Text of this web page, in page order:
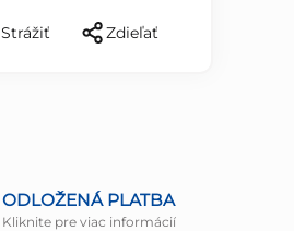
Strážiť Zdieľať
ODLOŽENÁ PLATBA
Kliknite pre viac informácií